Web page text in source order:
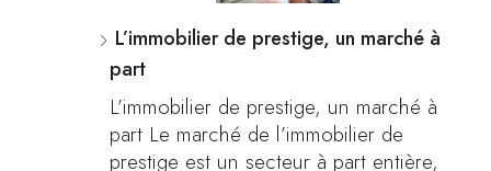
L’immobilier de prestige, un marché à
part
L’immobilier de prestige, un marché à
part Le marché de l’immobilier de
prestige est un secteur à part entière,